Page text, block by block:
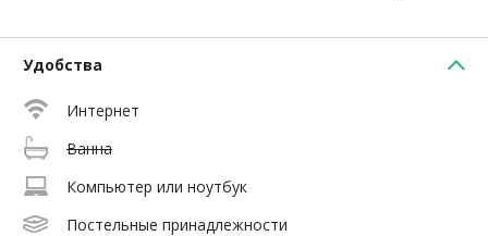
Удобства
Интернет
Ванна
Компьютер или ноутбук
Постельные принадлежности